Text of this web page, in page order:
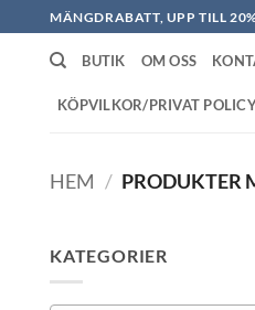
MÄNGDRABATT, UPP TILL
BUTIK OM OSS
KÖPVILKOR/PRIVAT
HEM / PRODUKTER
KATEGORIER